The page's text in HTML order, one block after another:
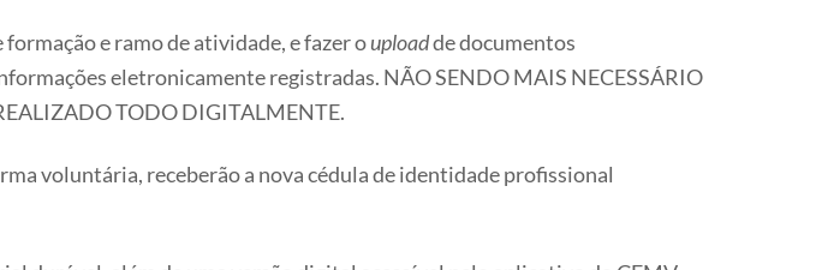
e ramo de atividade, e fazer ouploadde documentos
eletronicamente registradas. NÃO SENDO MAIS NECESSÁRIO
TODO DIGITALMENTE.
voluntária, receberão a nova cédula de identidade profissional